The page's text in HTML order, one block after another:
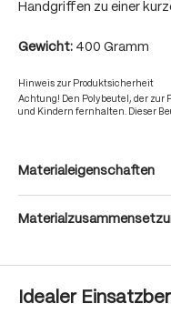
Handgriffen zu einer
Gewicht: 400 Gramm
Hinweis zur Produktsicherheit
Achtung! Den Polybeutel, der zur
und Kindern fernhalten. Dieser
Materialeigenschaften
Idealer